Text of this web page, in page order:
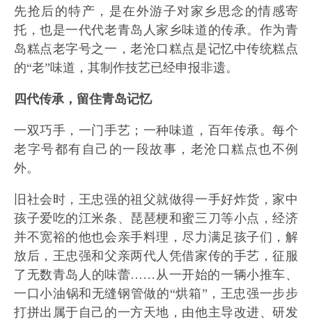
先抢后的特产，是在外游子对家乡思念的情感寄
托，也是一代代老青岛人家乡味道的传承。作为青
岛糕点老字号之一，老沧口糕点是记忆中传统糕点
的“老”味道，其制作技艺已经申报非遗。
四代传承，留住青岛记忆
一双巧手，一门手艺；一种味道，百年传承。每个
老字号都有自己的一段故事，老沧口糕点也不例
外。
旧社会时，王忠强的祖父就做得一手好炸货，家中
孩子爱吃的江米条、琵琶梗和蜜三刀等小点，经济
并不宽裕的他也会亲手料理，尽力满足孩子们，解
放后，王忠强和父亲两代人凭借家传的手艺，征服
了无数青岛人的味蕾……从一开始的一辆小推车、
一口小油锅和无缝钢管做的“烘箱”，王忠强一步步
打拼出属于自己的一方天地，由他主导改进、研发